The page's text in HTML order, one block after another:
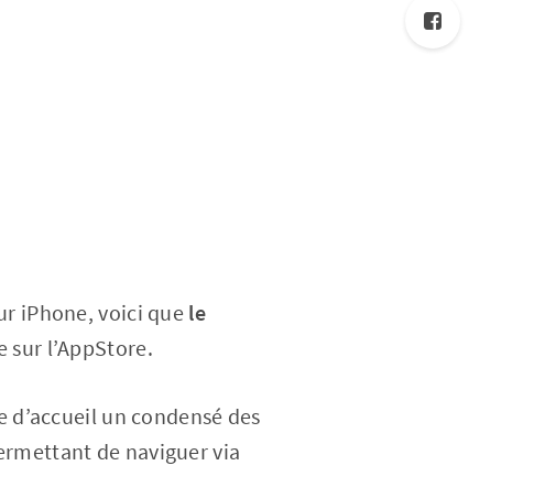
iPhone, voici que le
l’AppStore.
un condensé des
de naviguer via